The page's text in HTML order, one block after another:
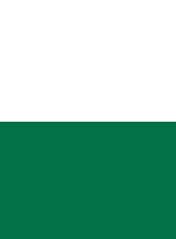
n